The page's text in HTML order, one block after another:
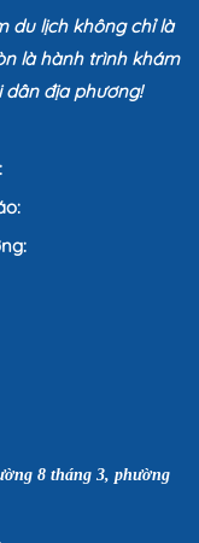
du lịch không chỉ là
là hành trình khám
địa phương!
8 tháng 3, phường